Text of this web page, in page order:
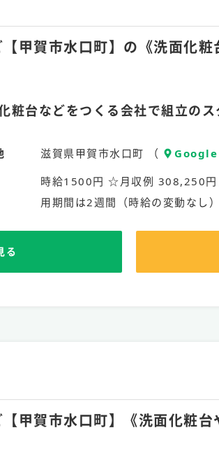
甲賀市水口町】の《洗面化
粧台などをつくる会社で組立
滋賀県甲賀市水口町 （
時給1500円 ☆月収例 308,250
用期間は2週間（時給の変動な
る
甲賀市水口町】《洗面化粧台